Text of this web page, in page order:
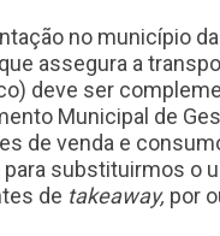
no município
assegura a
deve ser
Municipal de
de venda e
para substituirmos o
de takeaway, por